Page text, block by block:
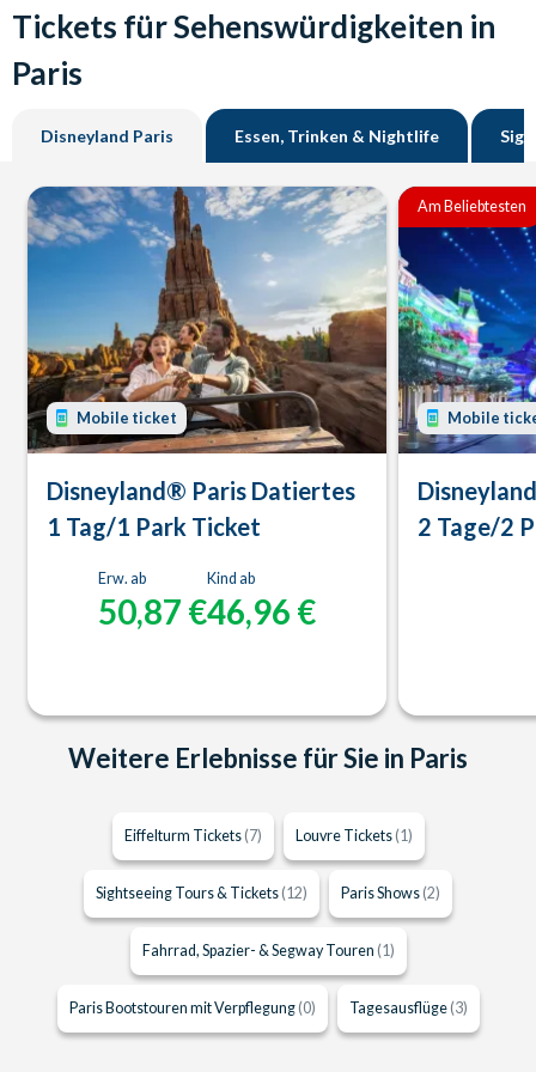
Tickets für Sehenswürdigkeiten in
Paris
Disneyland Paris Essen, Trinken & Nightlife
Mobile ticket
Disneyland® Paris Datiertes
1 Tag/1 Park Ticket
Erw. ab
50,87 €
Kind ab
46,96 €
Am Beliebtesten
Mobile
2 Tage/2
Weitere Erlebnisse für Sie in Paris
Eiffelturm Tickets (7) Louvre Tickets (1)
Sightseeing Tours & Tickets (12) Paris Shows (2)
Fahrrad, Spazier- & Segway Touren (1)
Paris Bootstouren mit Verpflegung (0) Tagesausflüge (3)